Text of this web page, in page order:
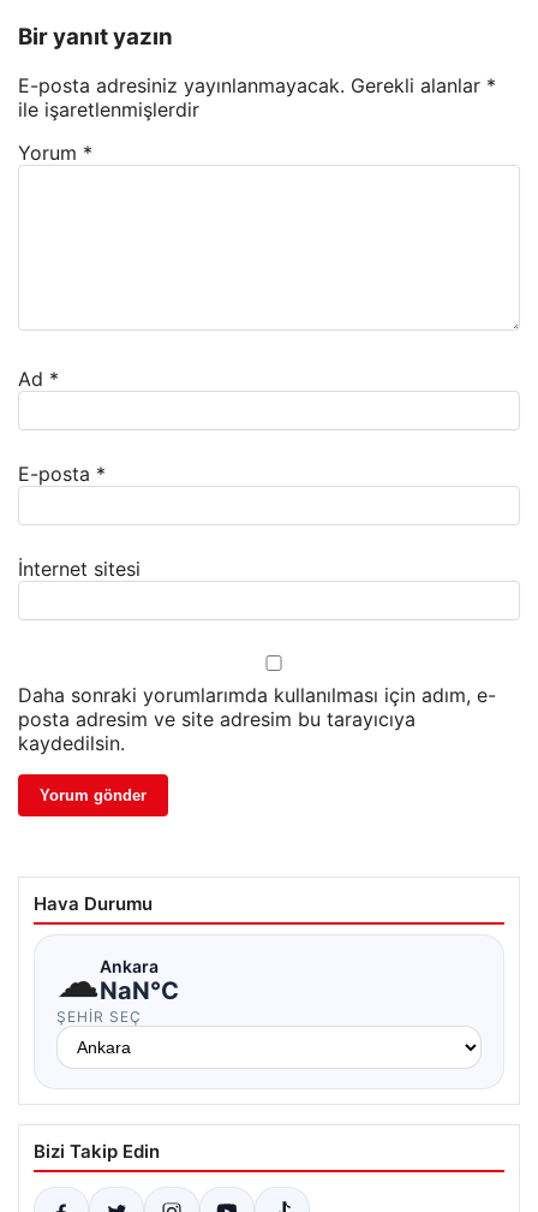
Bir yanıt yazın
E-posta adresiniz yayınlanmayacak. Gerekli alanlar *
ile işaretlenmişlerdir
Yorum *
Ad *
E-posta *
İnternet sitesi
Daha sonraki yorumlarımda kullanılması için adım, e-
posta adresim ve site adresim bu tarayıcıya
kaydedilsin.
Hava Durumu
☁Ankara
NaN°C
ŞEHIR SEÇ
Bizi Takip Edin